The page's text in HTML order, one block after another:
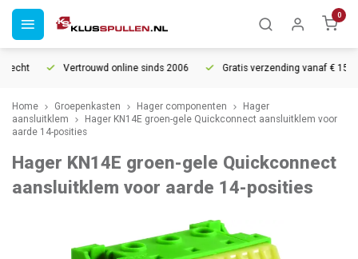
0
Vertrouwd online sinds 2006 Gratis verzending vanaf € 150
Home Groepenkasten Hager componenten
Hager
aansluitklem
Hager KN14E groen-gele Quickconnect aansluitklem voor
aarde 14-posities
Hager KN14E groen-gele Quickconnect
aansluitklem voor aarde 14-posities